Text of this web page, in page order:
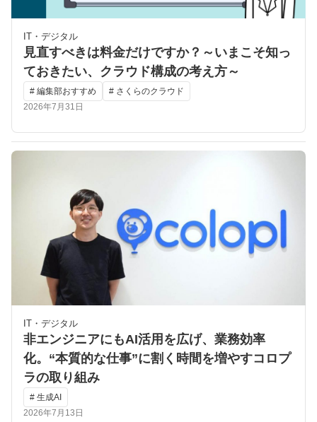
IT・デジタル
見直すべきは料金だけですか？～いまこそ知っ
ておきたい、クラウド構成の考え方～
# 編集部おすすめ
# さくらのクラウド
2026年7月31日
IT・デジタル
非エンジニアにもAI活用を広げ、業務効率
化。“本質的な仕事”に割く時間を増やすコロプ
ラの取り組み
# 生成AI
2026年7月13日